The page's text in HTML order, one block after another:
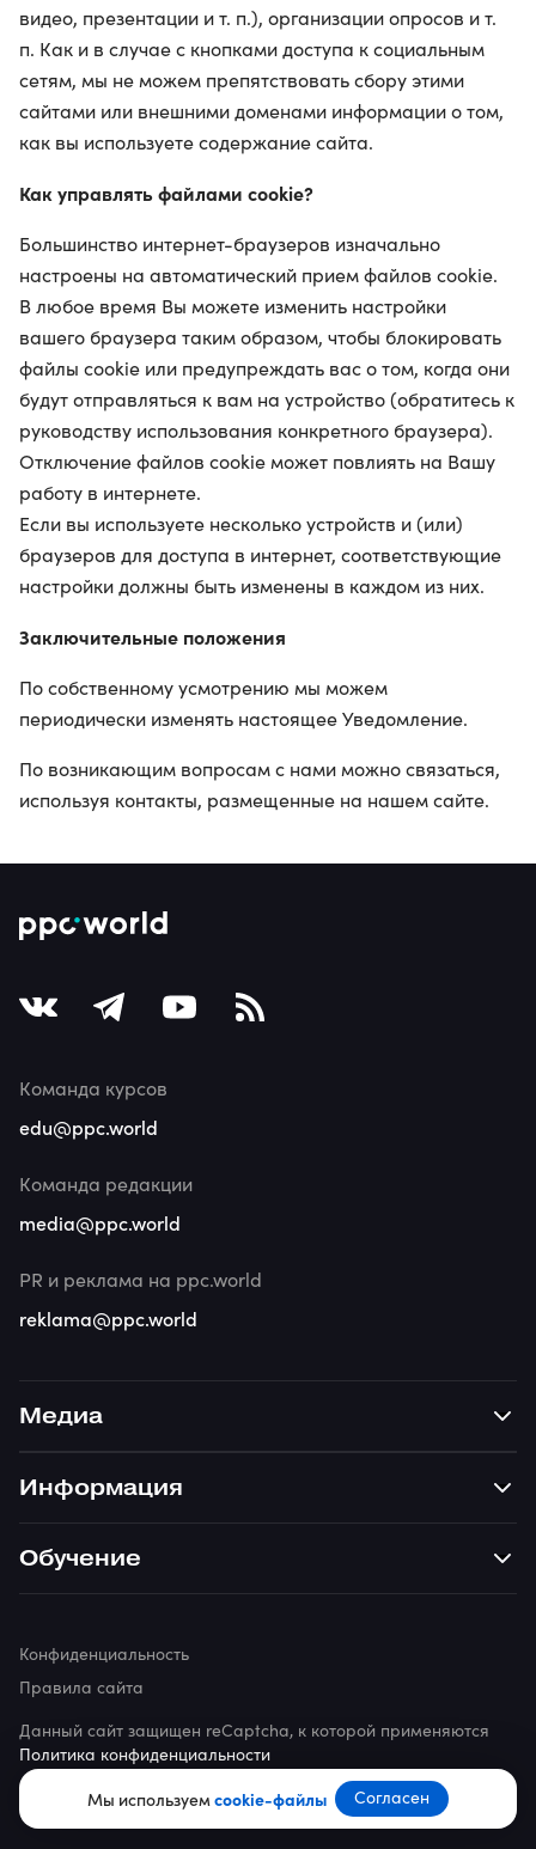
Мы используемcookie-файлы Согласен
видео, презентации и т. п.), организации опросов и т.
п. Как и в случае с кнопками доступа к социальным
сетям, мы не можем препятствовать сбору этими
сайтами или внешними доменами информации о том,
как вы используете содержание сайта.
Как управлять файлами cookie?
Большинство интернет-браузеров изначально
настроены на автоматический прием файлов cookie.
В любое время Вы можете изменить настройки
вашего браузера таким образом, чтобы блокировать
файлы cookie или предупреждать вас о том, когда они
будут отправляться к вам на устройство (обратитесь к
руководству использования конкретного браузера).
Отключение файлов cookie может повлиять на Вашу
работу в интернете.
Если вы используете несколько устройств и (или)
браузеров для доступа в интернет, соответствующие
настройки должны быть изменены в каждом из них.
Заключительные положения
По собственному усмотрению мы можем
периодически изменять настоящее Уведомление.
По возникающим вопросам с нами можно связаться,
используя контакты, размещенные на нашем сайте.
Медиа
Информация
Обучение
Команда курсов
edu@ppc.world
Команда редакции
media@ppc.world
PR и реклама на ppc.world
reklama@ppc.world
© 2026 ppc.world
Данный сайт защищен reCaptcha, к которой применяются
Политика конфиденциальности
Конфиденциальность
Правила сайта